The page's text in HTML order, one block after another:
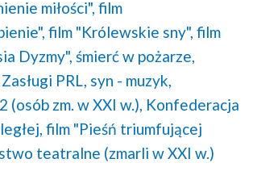
miłości", film
film "Królewskie sny", film
Dyzmy", śmierć w pożarze,
PRL,
syn - muzyk,
(osób zm. w XXI w.), Konfederacja
film "Pieśń triumfującej
teatralne (zmarli w XXI w.)